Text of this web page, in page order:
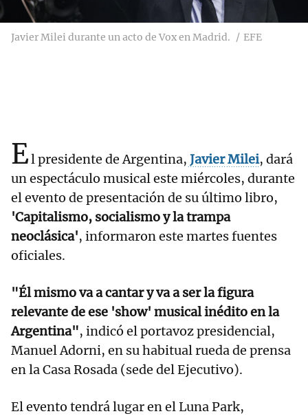
Javier Milei durante un acto de Vox en Madrid. EFE
El presidente de Argentina, Javier Milei, dará
un espectáculo musical este miércoles, durante
el evento de presentación de su último libro,
'Capitalismo, socialismo y la trampa
neoclásica', informaron este martes fuentes
oficiales.
"Él mismo va a cantar y va a ser la figura
relevante de ese 'show' musical inédito en la
Argentina", indicó el portavoz presidencial,
Manuel Adorni, en su habitual rueda de prensa
en la Casa Rosada (sede del Ejecutivo).
El evento tendrá lugar en el Luna Park,